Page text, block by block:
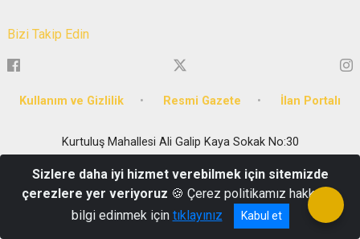
Bizi Takip Edin
Kullanım ve Gizlilik Resmi Gazete İlan Portalı
Kurtuluş Mahallesi Ali Galip Kaya Sokak No:30
0276 223 54 70
Sizlere daha iyi hizmet verebilmek için sitemizde
çerezlere yer veriyoruz 🍪 Çerez politikamız hakkında
bilgi edinmek için tıklayınız Kabul et